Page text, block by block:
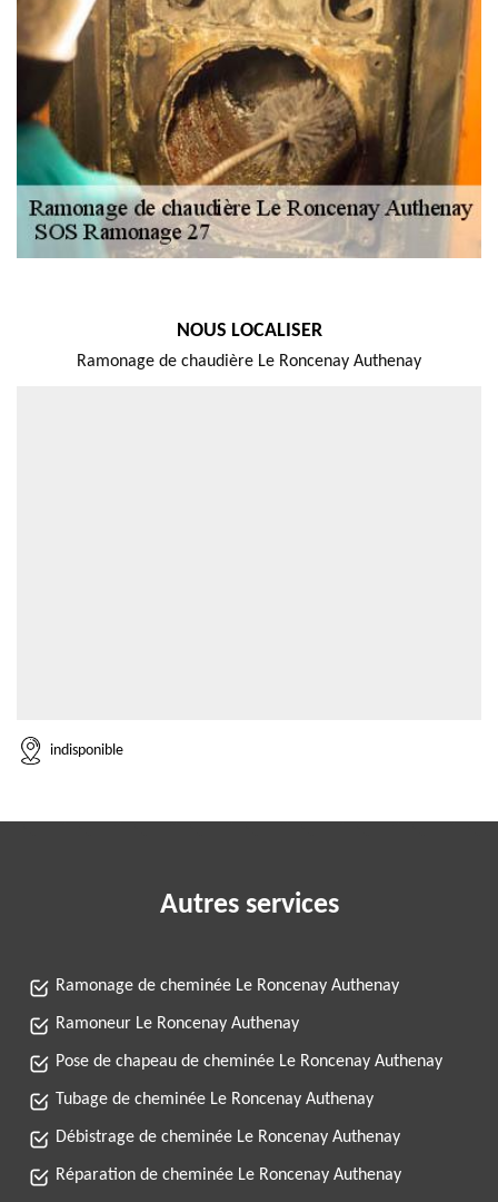
NOUS LOCALISER
Ramonage de chaudière Le Roncenay Authenay
indisponible
Autres services
Ramonage de cheminée Le Roncenay Authenay
Ramoneur Le Roncenay Authenay
Pose de chapeau de cheminée Le Roncenay Authenay
Tubage de cheminée Le Roncenay Authenay
Débistrage de cheminée Le Roncenay Authenay
Réparation de cheminée Le Roncenay Authenay